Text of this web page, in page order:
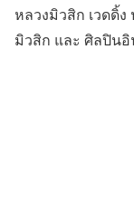
หลวงมิวสิก เวดดิ้
มิวสิก และ ศิลปิน